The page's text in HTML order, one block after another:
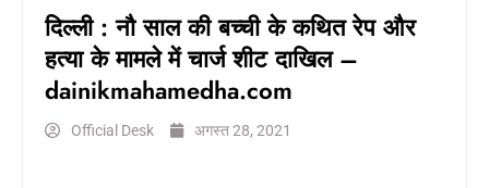
दिल्ली : नौ साल की बच्ची के कथित रेप और
हत्या के मामले में चार्ज शीट दाखिल –
dainikmahamedha.com
Official Desk अगस्त 28, 2021